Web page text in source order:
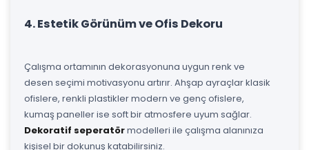
4. Estetik Görünüm ve Ofis Dekoru
Çalışma ortamının dekorasyonuna uygun renk ve
desen seçimi motivasyonu artırır. Ahşap ayraçlar klasik
ofislere, renkli plastikler modern ve genç ofislere,
kumaş paneller ise soft bir atmosfere uyum sağlar.
Dekoratif seperatörmodelleri ile çalışma alanınıza
kişisel bir dokunuş katabilirsiniz.